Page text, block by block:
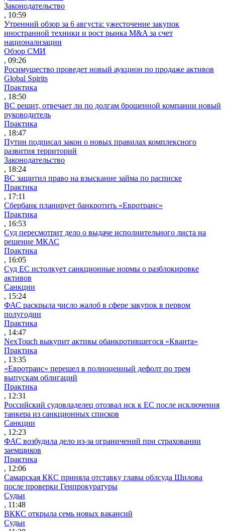
Законодательство
, 10:59
Утренний обзор за 6 августа: ужесточение закупок
иностранной техники и рост рынка M&A за счет
национализации
Обзор СМИ
, 09:26
Росимущество проведет новый аукцион по продаже активов
Global Spirits
Практика
, 18:50
ВС решит, отвечает ли по долгам брошенной компании новый
руководитель
Практика
, 18:47
Путин подписал закон о новых правилах комплексного
развития территорий
Законодательство
, 18:24
ВС защитил право на взыскание займа по расписке
Практика
, 17:11
Сбербанк планирует банкротить «Евротранс»
Практика
, 16:53
Суд пересмотрит дело о выдаче исполнительного листа на
решение МКАС
Практика
, 16:05
Суд ЕС истолкует санкционные нормы о разблокировке
активов
Санкции
, 15:24
ФАС раскрыла число жалоб в сфере закупок в первом
полугодии
Практика
, 14:47
NexTouch выкупит активы обанкротившегося «Кванта»
Практика
, 13:35
«Евротранс» перешел в полноценный дефолт по трем
выпускам облигаций
Практика
, 12:31
Российский судовладелец отозвал иск к ЕС после исключения
танкера из санкционных списков
Санкции
, 12:23
ФАС возбудила дело из-за ограничений при страховании
заемщиков
Практика
, 12:06
Самарская ККС приняла отставку главы облсуда Шилова
после проверки Генпрокуратуры
Судьи
, 11:48
ВККС открыла семь новых вакансий
Судьи